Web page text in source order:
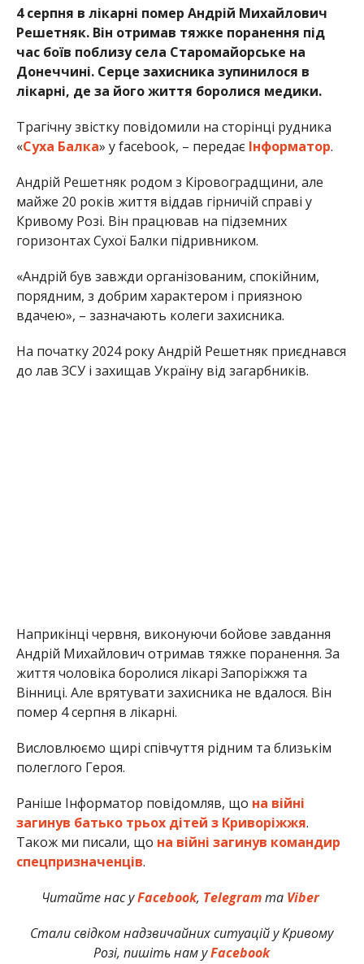
4 серпня в лікарні помер Андрій Михайлович
Решетняк. Він отримав тяжке поранення під
час боїв поблизу села Старомайорське на
Донеччині. Серце захисника зупинилося в
лікарні, де за його життя боролися медики.
Трагічну звістку повідомили на сторінці рудника
«Суха Балка» у facebook, – передає Інформатор.
Андрій Решетняк родом з Кіровоградщини, але
майже 20 років життя віддав гірничій справі у
Кривому Розі. Він працював на підземних
горизонтах Сухої Балки підривником.
«Андрій був завжди організованим, спокійним,
порядним, з добрим характером і приязною
вдачею», – зазначають колеги захисника.
На початку 2024 року Андрій Решетняк приєднався
до лав ЗСУ і захищав Україну від загарбників.
Наприкінці червня, виконуючи бойове завдання
Андрій Михайлович отримав тяжке поранення. За
життя чоловіка боролися лікарі Запоріжжя та
Вінниці. Але врятувати захисника не вдалося. Він
помер 4 серпня в лікарні.
Висловлюємо щирі співчуття рідним та близькім
полеглого Героя.
Раніше Інформатор повідомляв, що на війні
загинув батько трьох дітей з Криворіжжя.
Також ми писали, що на війні загинув командир
спецпризначенців.
Читайте нас уFacebook, Telegramта Viber
Стали свідком надзвичайних ситуацій у Кривому
Розі, пишіть нам уFacebook